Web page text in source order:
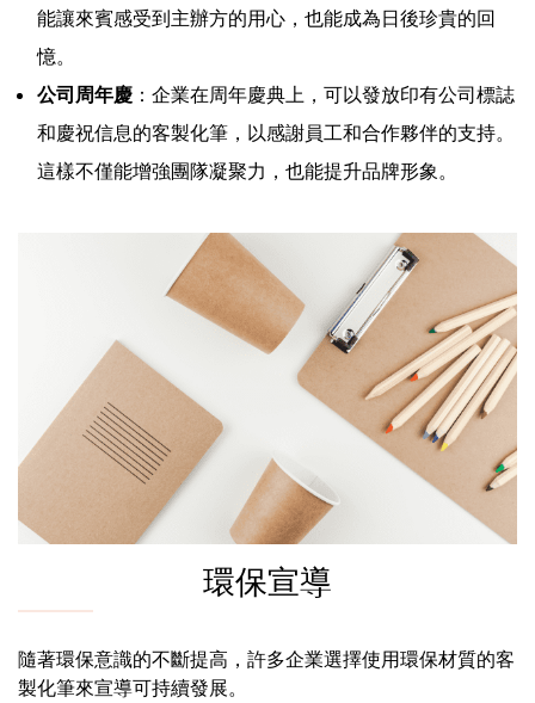
能讓來賓感受到主辦方的用心，也能成為日後珍貴的回
憶。
公司周年慶 ：企業在周年慶典上，可以發放印有公司標誌
和慶祝信息的客製化筆，以感謝員工和合作夥伴的支持。
這樣不僅能增強團隊凝聚力，也能提升品牌形象。
環保宣導
隨著環保意識的不斷提高，許多企業選擇使用環保材質的客
製化筆來宣導可持續發展。